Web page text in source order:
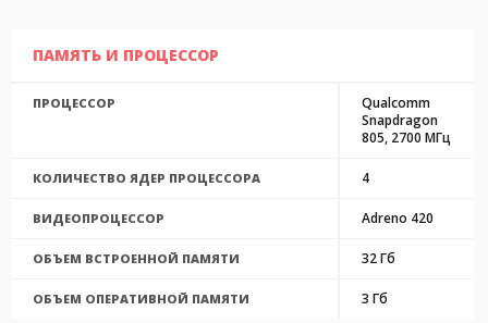
ПАМЯТЬ И ПРОЦЕССОР
ПРОЦЕССОР
Qualcomm
Snapdragon
805, 2700 МГц
КОЛИЧЕСТВО ЯДЕР ПРОЦЕССОРА 4
ВИДЕОПРОЦЕССОР Adreno 420
ОБЪЕМ ВСТРОЕННОЙ ПАМЯТИ 32 Гб
ОБЪЕМ ОПЕРАТИВНОЙ ПАМЯТИ 3 Гб